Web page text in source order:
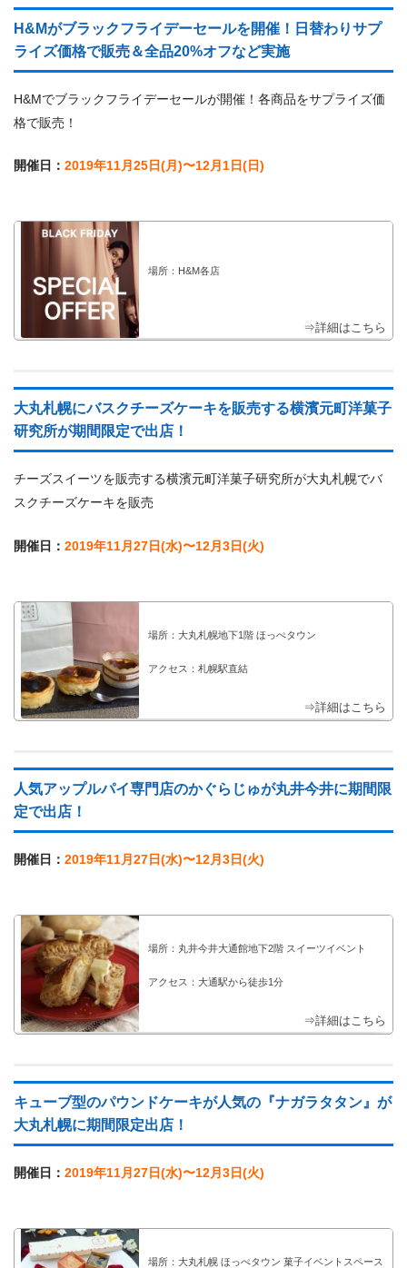
H&Mがブラックフライデーセールを開催！日替わりサプ
ライズ価格で販売＆全品20%オフなど実施
H&Mでブラックフライデーセールが開催！各商品をサプライズ価
格で販売！
開催日： 2019年11月25日(月)〜12月1日(日)
場所：H&M各店
⇒詳細はこちら
大丸札幌にバスクチーズケーキを販売する横濱元町洋菓子
研究所が期間限定で出店！
チーズスイーツを販売する横濱元町洋菓子研究所が大丸札幌でバ
スクチーズケーキを販売
開催日： 2019年11月27日(水)〜12月3日(火)
場所：大丸札幌地下1階 ほっぺタウン
アクセス：札幌駅直結
⇒詳細はこちら
人気アップルパイ専門店のかぐらじゅが丸井今井に期間限
定で出店！
開催日： 2019年11月27日(水)〜12月3日(火)
場所：丸井今井大通館地下2階 スイーツイベント
アクセス：大通駅から徒歩1分
⇒詳細はこちら
キューブ型のパウンドケーキが人気の『ナガラタタン』が
大丸札幌に期間限定出店！
開催日： 2019年11月27日(水)〜12月3日(火)
場所：大丸札幌 ほっぺタウン 菓子イベントスペース